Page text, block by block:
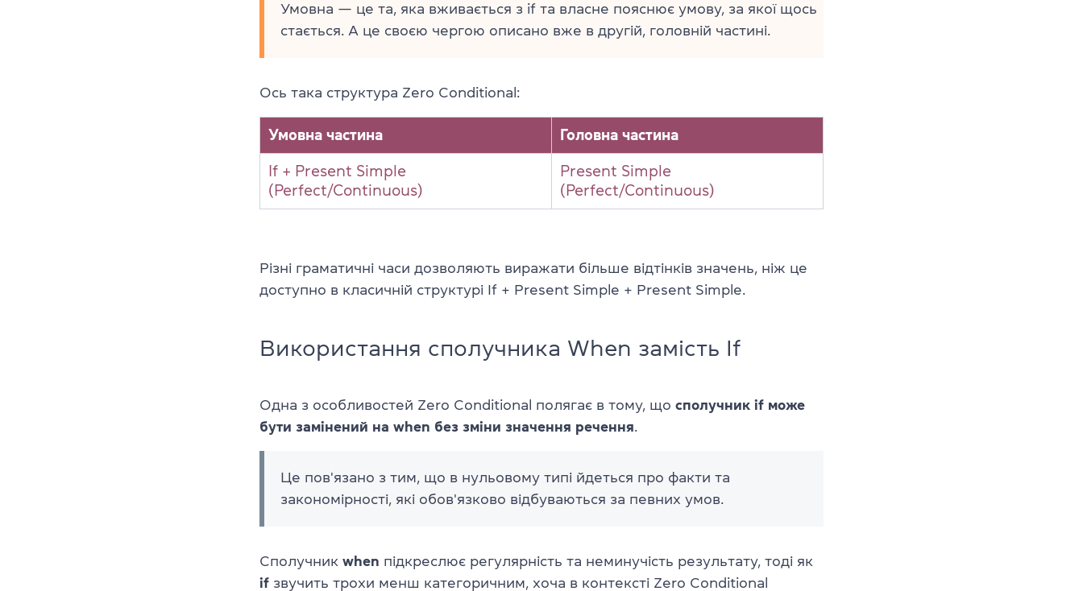
Умовна — це та, яка вживається з if та власне пояснює умову, за якої щось
стається. А це своєю чергою описано вже в другій, головній частині.
Ось така структура Zero Conditional:
Умовна частина Головна частина
If + Present Simple
(Perfect/Continuous)
Present Simple
(Perfect/Continuous)
Різні граматичні часи дозволяють виражати більше відтінків значень, ніж це
доступно в класичній структурі If + Present Simple + Present Simple.
Використання сполучника When замість If
Одна з особливостей Zero Conditional полягає в тому, що сполучник if може
бути замінений на when без зміни значення речення.
Це пов'язано з тим, що в нульовому типі йдеться про факти та
закономірності, які обов'язково відбуваються за певних умов.
Сполучник when підкреслює регулярність та неминучість результату, тоді як
if звучить трохи менш категоричним, хоча в контексті Zero Conditional